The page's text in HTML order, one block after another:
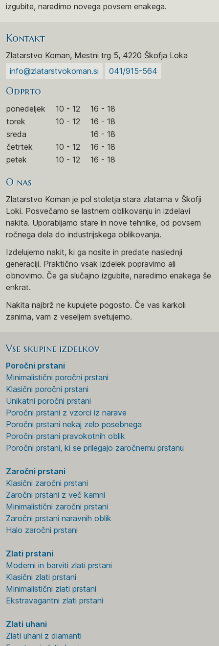
izgubite, naredimo novega povsem enakega.
Kontakt
Zlatarstvo Koman, Mestni trg 5, 4220 Škofja Loka
info@zlatarstvokoman.si
041/915-564
Odprto
ponedeljek 10 - 12
16 - 18
torek
10 - 12
16 - 18
sreda
16 - 18
četrtek
10 - 12
16 - 18
petek
10 - 12 16 - 18
O nas
Zlatarstvo Koman je pol stoletja stara zlatarna v Škofji
Loki. Posvečamo se lastnem oblikovanju in izdelavi
nakita. Uporabljamo stare in nove tehnike, od povsem
ročnega dela do industrijskega oblikovanja.
Izdelujemo nakit, ki ga nosite in predate naslednji
generaciji. Praktično vsak izdelek popravimo ali
obnovimo. Če ga slučajno izgubite, naredimo enakega še
enkrat.
Nakita najbrž ne kupujete pogosto. Če vas karkoli
zanima, vam z veseljem svetujemo.
Vse skupine izdelkov
Poročni prstani
Minimalistični poročni prstani
Klasični poročni prstani
Unikatni poročni prstani
Poročni prstani z vzorci iz narave
Poročni prstani nekaj zelo posebnega
Poročni prstani pravokotnih oblik
Poročni prstani, ki se prilegajo zaročnemu prstanu
Zaročni prstani
Klasični zaročni prstani
Zaročni prstani z več kamni
Minimalistični zaročni prstani
Zaročni prstani naravnih oblik
Halo zaročni prstani
Zlati prstani
Moderni in barviti zlati prstani
Klasični zlati prstani
Minimalistični zlati prstani
Ekstravagantni zlati prstani
Zlati uhani
Zlati uhani z diamanti